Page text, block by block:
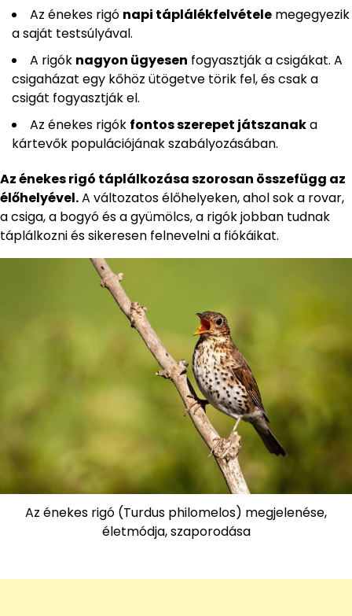
Az énekes rigó napi táplálékfelvétele megegyezik
a saját testsúlyával.
A rigók nagyon ügyesen fogyasztják a csigákat. A
csigaházat egy kőhöz ütögetve törik fel, és csak a
csigát fogyasztják el.
Az énekes rigók fontos szerepet játszanaka
kártevők populációjának szabályozásában.
Az énekes rigó táplálkozása szorosan összefügg az
élőhelyével.A változatos élőhelyeken, ahol sok a rovar,
a csiga, a bogyó és a gyümölcs, a rigók jobban tudnak
táplálkozni és sikeresen felnevelni a fiókáikat.
Az énekes rigó (Turdus philomelos) megjelenése,
életmódja, szaporodása